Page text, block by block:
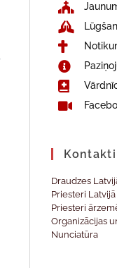
Kontakti
Draudzes
Priesteri Latvijā
Priesteri
Organizācijas
Nunciatūra